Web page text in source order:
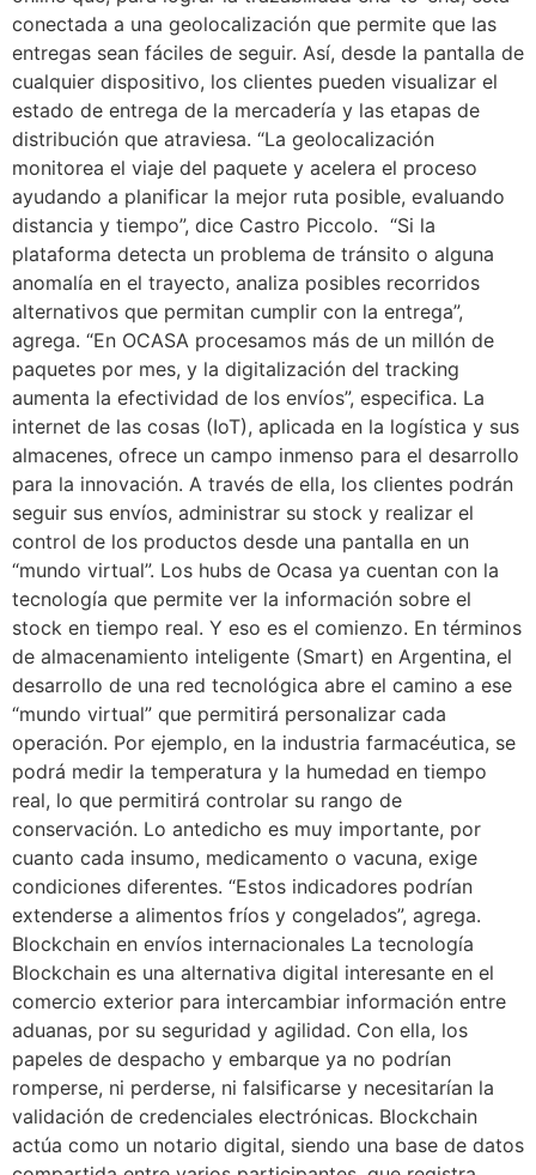
conectada a una geolocalización que permite que las
entregas sean fáciles de seguir. Así, desde la pantalla de
cualquier dispositivo, los clientes pueden visualizar el
estado de entrega de la mercadería y las etapas de
distribución que atraviesa. “La geolocalización
monitorea el viaje del paquete y acelera el proceso
ayudando a planificar la mejor ruta posible, evaluando
distancia y tiempo”, dice Castro Piccolo. “Si la
plataforma detecta un problema de tránsito o alguna
anomalía en el trayecto, analiza posibles recorridos
alternativos que permitan cumplir con la entrega”,
agrega. “En OCASA procesamos más de un millón de
paquetes por mes, y la digitalización del tracking
aumenta la efectividad de los envíos”, especifica. La
internet de las cosas (IoT), aplicada en la logística y sus
almacenes, ofrece un campo inmenso para el desarrollo
para la innovación. A través de ella, los clientes podrán
seguir sus envíos, administrar su stock y realizar el
control de los productos desde una pantalla en un
“mundo virtual”. Los hubs de Ocasa ya cuentan con la
tecnología que permite ver la información sobre el
stock en tiempo real. Y eso es el comienzo. En términos
de almacenamiento inteligente (Smart) en Argentina, el
desarrollo de una red tecnológica abre el camino a ese
“mundo virtual” que permitirá personalizar cada
operación. Por ejemplo, en la industria farmacéutica, se
podrá medir la temperatura y la humedad en tiempo
real, lo que permitirá controlar su rango de
conservación. Lo antedicho es muy importante, por
cuanto cada insumo, medicamento o vacuna, exige
condiciones diferentes. “Estos indicadores podrían
extenderse a alimentos fríos y congelados”, agrega.
Blockchain en envíos internacionales La tecnología
Blockchain es una alternativa digital interesante en el
comercio exterior para intercambiar información entre
aduanas, por su seguridad y agilidad. Con ella, los
papeles de despacho y embarque ya no podrían
romperse, ni perderse, ni falsificarse y necesitarían la
validación de credenciales electrónicas. Blockchain
actúa como un notario digital, siendo una base de datos